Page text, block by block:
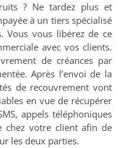
? Ne tardez plus et
à un tiers spécialisé
Vous vous libérez de ce
avec vos clients.
de créances par
Après l’envoi de la
de recouvrement vont
en vue de récupérer
appels téléphoniques
chez votre client afin de
les deux parties.